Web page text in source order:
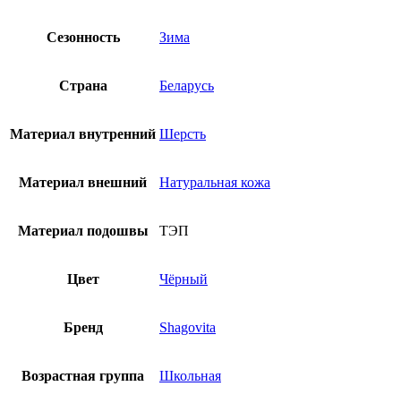
Сезонность Зима
Страна Беларусь
Материал внутренний Шерсть
Материал внешний Натуральная кожа
Материал подошвы ТЭП
Цвет Чёрный
Бренд Shagovita
Возрастная группа Школьная